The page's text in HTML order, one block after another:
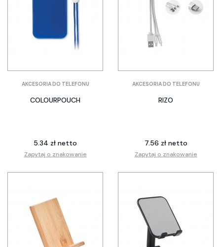
AKCESORIA DO TELEFONU
COLOURPOUCH
5.34 zł netto
Zapytaj o znakowanie
AKCESORIA DO TELEFONU
RIZO
7.56 zł netto
Zapytaj o znakowanie